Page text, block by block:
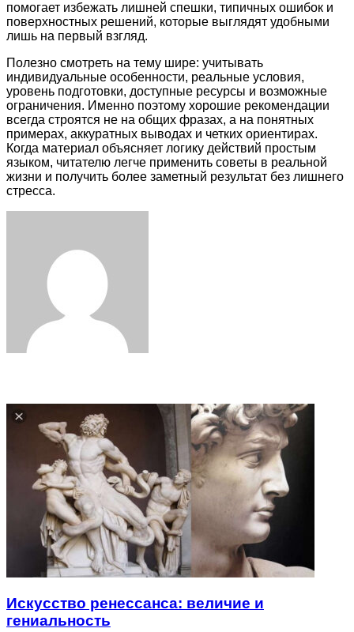
помогает избежать лишней спешки, типичных ошибок и
поверхностных решений, которые выглядят удобными
лишь на первый взгляд.
Полезно смотреть на тему шире: учитывать
индивидуальные особенности, реальные условия,
уровень подготовки, доступные ресурсы и возможные
ограничения. Именно поэтому хорошие рекомендации
всегда строятся не на общих фразах, а на понятных
примерах, аккуратных выводах и четких ориентирах.
Когда материал объясняет логику действий простым
языком, читателю легче применить советы в реальной
жизни и получить более заметный результат без лишнего
стресса.
Искусство ренессанса: величие и
гениальность